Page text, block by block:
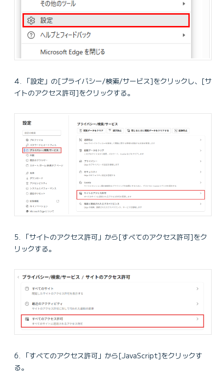
「設定」の[プライバシー/検索/サービス]をクリックし、[サ
イトのアクセス許可]をクリックする。
「サイトのアクセス許可」から[すべてのアクセス許可]をク
リックする。
「すべてのアクセス許可」から[JavaScript]をクリックす
る。